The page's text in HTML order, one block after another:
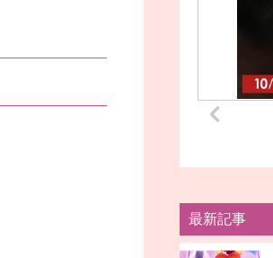
最新記事